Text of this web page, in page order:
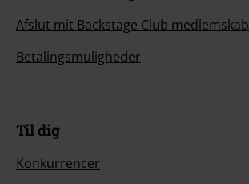
Afslut mit Backstage Club medlemskab
Betalingsmuligheder
Til dig
Konkurrencer